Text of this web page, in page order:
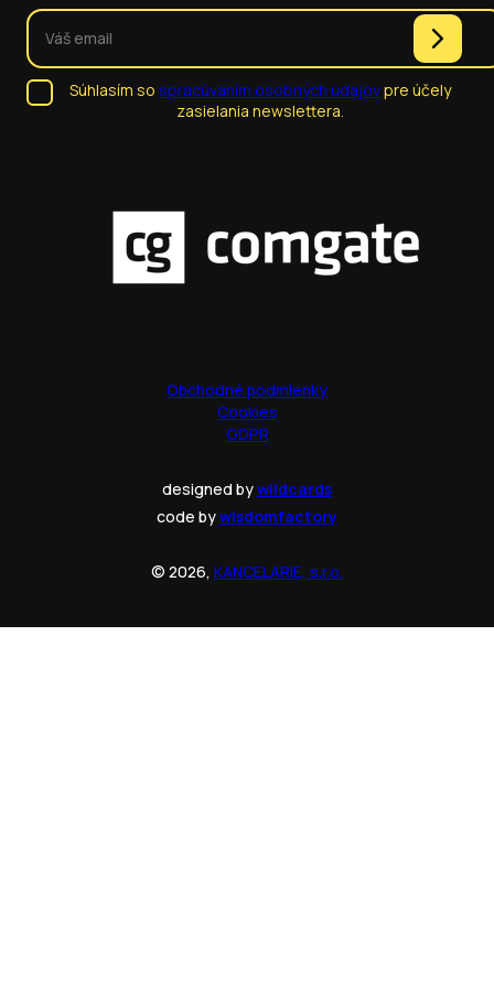
Súhlasím so spracúvaním osobných údajovpre účely
zasielania newslettera.
Obchodné podmienky
Cookies
GDPR
designed bywildcards
code bywisdomfactory
© 2026, KANCELARIE, s.r.o.